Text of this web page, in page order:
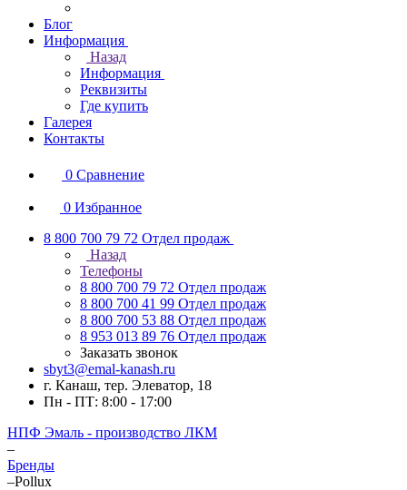
Блог
Информация
Назад
Информация
Реквизиты
Где купить
Галерея
Контакты
0 Сравнение
0 Избранное
8 800 700 79 72 Отдел продаж
Назад
Телефоны
8 800 700 79 72 Отдел продаж
8 800 700 41 99 Отдел продаж
8 800 700 53 88 Отдел продаж
8 953 013 89 76 Отдел продаж
Заказать звонок
sbyt3@emal-kanash.ru
г. Канаш, тер. Элеватор, 18
Пн - ПТ: 8:00 - 17:00
НПФ Эмаль - производство ЛКМ
–
Бренды
–Pollux